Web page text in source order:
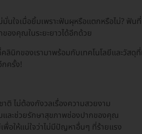
นใจเมื่อยิ้มเพราะฟันผุหรือแตกหรือไม่? ฟั
องคุณในระยะยาวได้อีกด้วย
ลินิกของเรามาพร้อมกับเทคโนโลยีและวัส
ครั้ง!
ติ ไม่ต้องกังวลเรื่องความสวยงาม
ละช่วยรักษาสุขภาพช่องปากของคุณ
อให้แน่ใจว่าไม่มีปัญหาอื่นๆ ที่ร้ายแรง